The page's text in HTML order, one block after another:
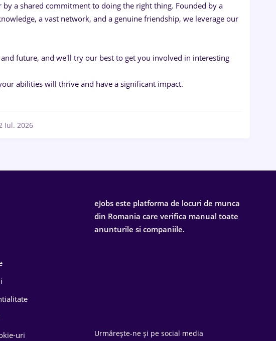
a shared commitment to doing the right thing. Founded by a
a vast network, and a genuine friendship, we leverage our
future, and we'll try our best to get you involved in interesting
abilities will thrive and have a significant impact.
Iul. 2026
uri
eJobs este platforma de locuri de munca
din Romania care verifica manual toate
anunturile si companiile.
Urmărește-ne și pe social media